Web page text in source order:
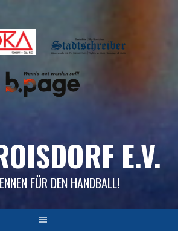
E.V.
FÜR DEN HANDBALL!